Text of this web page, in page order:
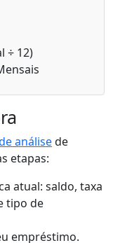
÷ 12)
análisede
etapas:
atual: saldo, taxa
tipo de
empréstimo.